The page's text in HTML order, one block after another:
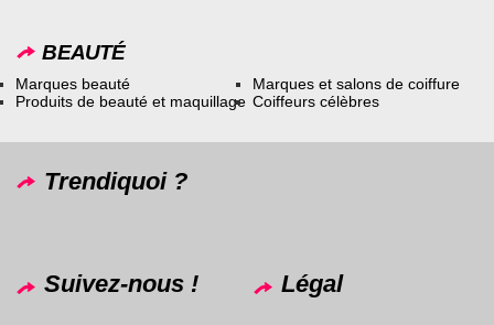
BEAUTÉ
Marques beauté
Produits de beauté et maquillage
Marques et salons de coiffure
Coiffeurs célèbres
Trendiquoi ?
Suivez-nous ! Légal